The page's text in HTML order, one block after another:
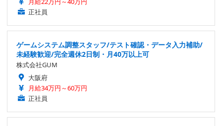
正社員
ゲームシステム調整スタッフ/テスト確認・データ入力補助/
未経験歓迎/完全週休2日制・月40万以上可
株式会社GUM
大阪府
月給34万円～60万円
正社員